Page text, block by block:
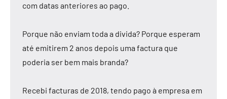
com datas anteriores ao pago.
Porque não enviam toda a divida? Porque esperam
até emitirem 2 anos depois uma factura que
poderia ser bem mais branda?
Recebi facturas de 2018, tendo pago à empresa em